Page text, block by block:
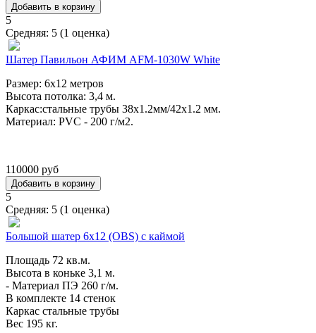
5
Средняя: 5 (1 оценка)
Шатер Павильон АФИМ AFM-1030W White
Размер: 6x12 метров
Высота потолка: 3,4 м.
Каркас:стальные трубы 38х1.2мм/42x1.2 мм.
Материал: PVC - 200 г/м2.
110000 руб
5
Средняя: 5 (1 оценка)
Большой шатер 6х12 (OBS) с каймой
Площадь 72 кв.м.
Высота в коньке 3,1 м.
- Материал ПЭ 260 г/м.
В комплекте 14 стенок
Каркас стальные трубы
Вес 195 кг.